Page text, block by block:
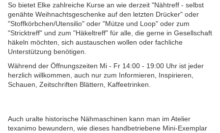
So bietet Elke zahlreiche Kurse an wie derzeit "Nähtreff - selbst
genähte Weihnachtsgeschenke auf den letzten Drücker" oder
"Stoffkörbchen/Utensilio" oder "Mütze und Loop" oder zum
"Stricktreff" und zum "Häkeltreff" für alle, die gerne in Gesellschaft
häkeln möchten, sich austauschen wollen oder fachliche
Unterstützung benötigen.
Während der Öffnungszeiten Mi - Fr 14:00 - 19:00 Uhr ist jeder
herzlich willkommen, auch nur zum Informieren, Inspirieren,
Schauen, Zeitschriften Blättern, Kaffeetrinken.
Auch uralte historische Nähmaschinen kann man im Atelier
texanimo bewundern, wie dieses handbetriebene Mini-Exemplar